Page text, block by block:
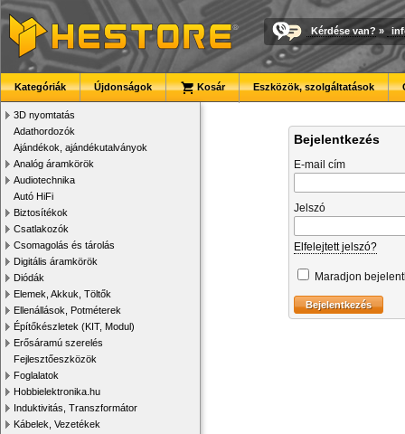
Kérdése van? »
Kategóriák Újdonságok Kosár Eszközök, szolgáltatások
3D nyomtatás
Adathordozók
Ajándékok, ajándékutalványok
Analóg áramkörök
Audiotechnika
Autó HiFi
Biztosítékok
Csatlakozók
Csomagolás és tárolás
Digitális áramkörök
Diódák
Elemek, Akkuk, Töltők
Ellenállások, Potméterek
Építőkészletek (KIT, Modul)
Erősáramú szerelés
Fejlesztőeszközök
Foglalatok
Hobbielektronika.hu
Induktivitás, Transzformátor
Kábelek, Vezetékek
Bejelentkezés
E-mail cím
Jelszó
Elfelejtett jelszó?
Maradjon